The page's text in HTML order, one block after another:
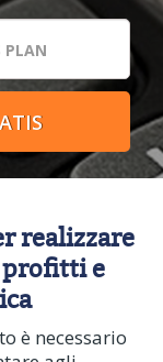
realizzare
profitti e
è necessario